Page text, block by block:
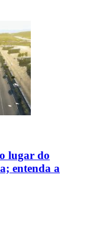
lugar do
entenda a